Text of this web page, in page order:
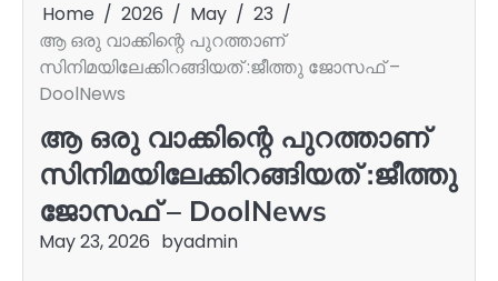
Home 2026 May
23
ആ ഒരു വാക്കിന്റെ പുറത്താണ്
സിനിമയിലേക്കിറങ്ങിയത് :ജീത്തു ജോസഫ് –
DoolNews
ആ ഒരു വാക്കിന്റെ പുറത്താണ്
സിനിമയിലേക്കിറങ്ങിയത് :ജീത്തു
ജോസഫ് – DoolNews
May 23, 2026 byadmin